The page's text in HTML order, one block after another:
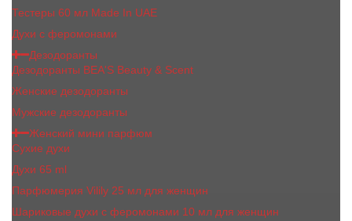
Тестеры 60 мл Made In UAE
Духи с феромонами
Дезодоранты
Дезодоранты BEA'S Beauty & Scent
Женские дезодоранты
Мужские дезодоранты
Женский мини парфюм
Сухие духи
Духи 65 ml
Парфюмерия Vilily 25 мл для женщин
Шариковые духи с феромонами 10 мл для женщин